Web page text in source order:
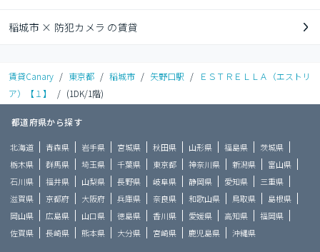
稲城市 × 防犯カメラ の賃貸
賃貸Canary / 東京都 / 稲城市 / 矢野口駅 /
ＥＳＴＲＥＬＬＡ（エストリ
ア）【１】
/ (1DK/1階)
都道府県から探す
北海道 青森県 岩手県 宮城県 秋田県 山形県 福島県
茨城県
栃木県
群馬県 埼玉県 千葉県 東京都 神奈川県 新潟県
富山県
石川県
福井県 山梨県 長野県 岐阜県 静岡県 愛知県
三重県
滋賀県
京都府 大阪府 兵庫県 奈良県 和歌山県 鳥取県
島根県
岡山県
広島県 山口県 徳島県 香川県 愛媛県 高知県
福岡県
佐賀県
長崎県 熊本県 大分県 宮崎県 鹿児島県 沖縄県